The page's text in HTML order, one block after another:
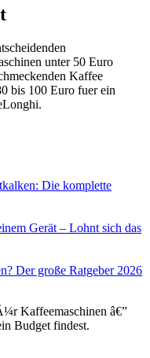
unter 50 Euro
Kaffee
bis 100 Euro fuer ein
Die komplette
Gerät – Lohnt sich das
Der große Ratgeber 2026
Kaffeemaschinen â€”
Budget findest.